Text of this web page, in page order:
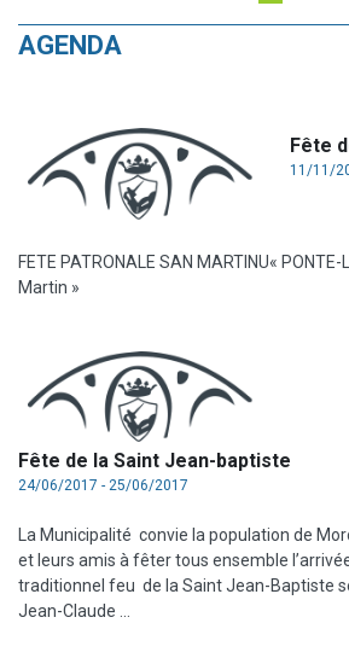
AGENDA
Fête
11/11/
FETE PATRONALE SAN MARTINU«
Martin »
Fête de la Saint Jean-baptiste
24/06/2017 - 25/06/2017
La Municipalité convie la population de
et leurs amis à fêter tous ensemble
traditionnel feu de la Saint Jean-Baptiste
Jean-Claude ...